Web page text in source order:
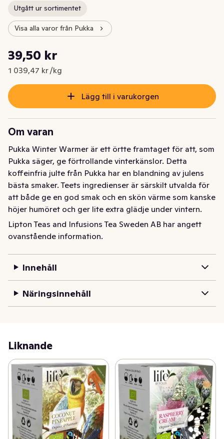
Utgått ur sortimentet
Visa alla varor från Pukka
Nuvarande pris är: 39,50 kr
39,50 kr
1 039,47 kr /kg
Styckpris: 1 039,47 kr /kg
Lägg till i varukorgen
Om varan
Pukka Winter Warmer är ett örtte framtaget för att, som
Pukka säger, ge förtrollande vinterkänslor. Detta
koffeinfria julte från Pukka har en blandning av julens
bästa smaker. Teets ingredienser är särskilt utvalda för
att både ge en god smak och en skön värme som kanske
höjer humöret och ger lite extra glädje under vintern.
Winter Warmer är ett Limited edition-te från Pukka att
njuta av under kalla vinterdagar. 100 % etiskt utvalda
Naturligt koffeinfritt.
Lipton Teas and Infusions Tea Sweden AB har angett
ovanstående information.
Innehåll
Näringsinnehåll
Liknande